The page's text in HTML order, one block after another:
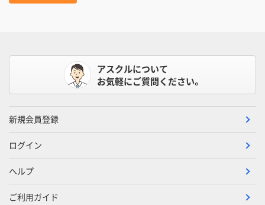
アスクルについて
お気軽にご質問ください。
新規会員登録
ログイン
ヘルプ
ご利用ガイド